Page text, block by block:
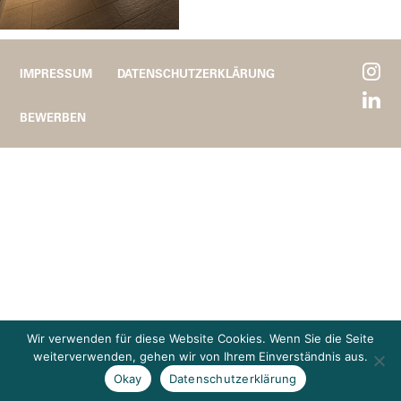
IMPRESSUM DATENSCHUTZERKLÄRUNG
BEWERBEN
Wir verwenden für diese Website Cookies. Wenn Sie die Seite
weiterverwenden, gehen wir von Ihrem Einverständnis aus.
Okay
Datenschutzerklärung